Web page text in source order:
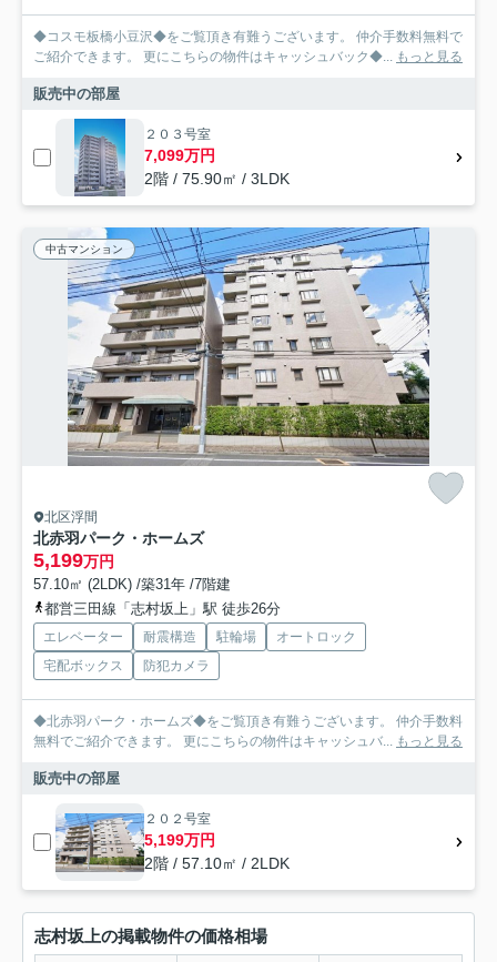
◆コスモ板橋小豆沢◆をご覧頂き有難うございます。 仲介手数料無料で
ご紹介できます。 更にこちらの物件はキャッシュバック◆... もっと見る
販売中の部屋
２０３号室
7,099万円
2階 / 75.90㎡ / 3LDK
中古マンション
北区浮間
北赤羽パーク・ホームズ
5,199万円
57.10㎡ (2LDK) /築31年 /7階建
都営三田線「志村坂上」駅 徒歩26分
エレベーター 耐震構造 駐輪場
オートロック
宅配ボックス
防犯カメラ
◆北赤羽パーク・ホームズ◆をご覧頂き有難うございます。 仲介手数料
無料でご紹介できます。 更にこちらの物件はキャッシュバ... もっと見る
販売中の部屋
２０２号室
5,199万円
2階 / 57.10㎡ / 2LDK
志村坂上の掲載物件の価格相場